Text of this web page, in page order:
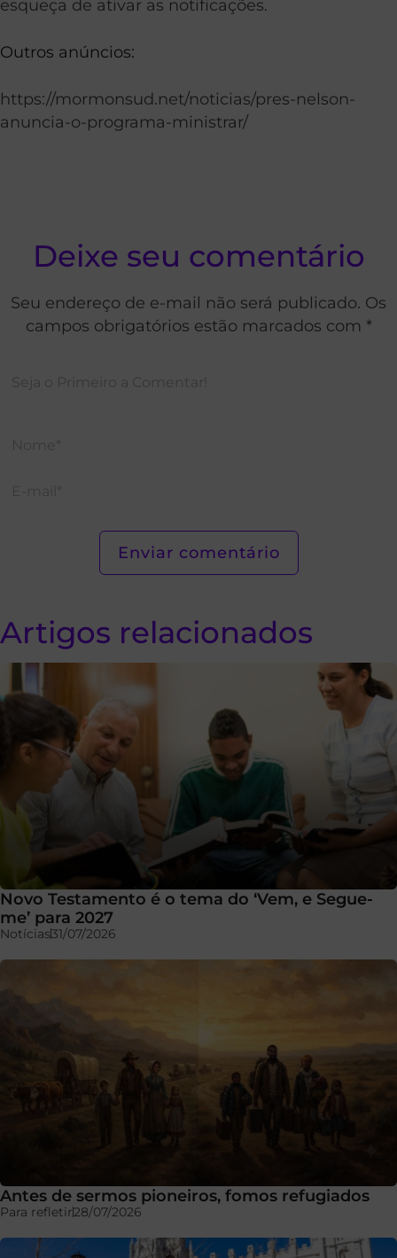
esqueça de ativar as notificações.
Outros anúncios:
https://mormonsud.net/noticias/pres-nelson-
anuncia-o-programa-ministrar/
Deixe seu comentário
Seu endereço de e-mail não será publicado. Os
campos obrigatórios estão marcados com *
Artigos relacionados
Novo Testamento é o tema do ‘Vem, e Segue-
me’ para 2027
Notícias31/07/2026
Antes de sermos pioneiros, fomos refugiados
Para refletir28/07/2026